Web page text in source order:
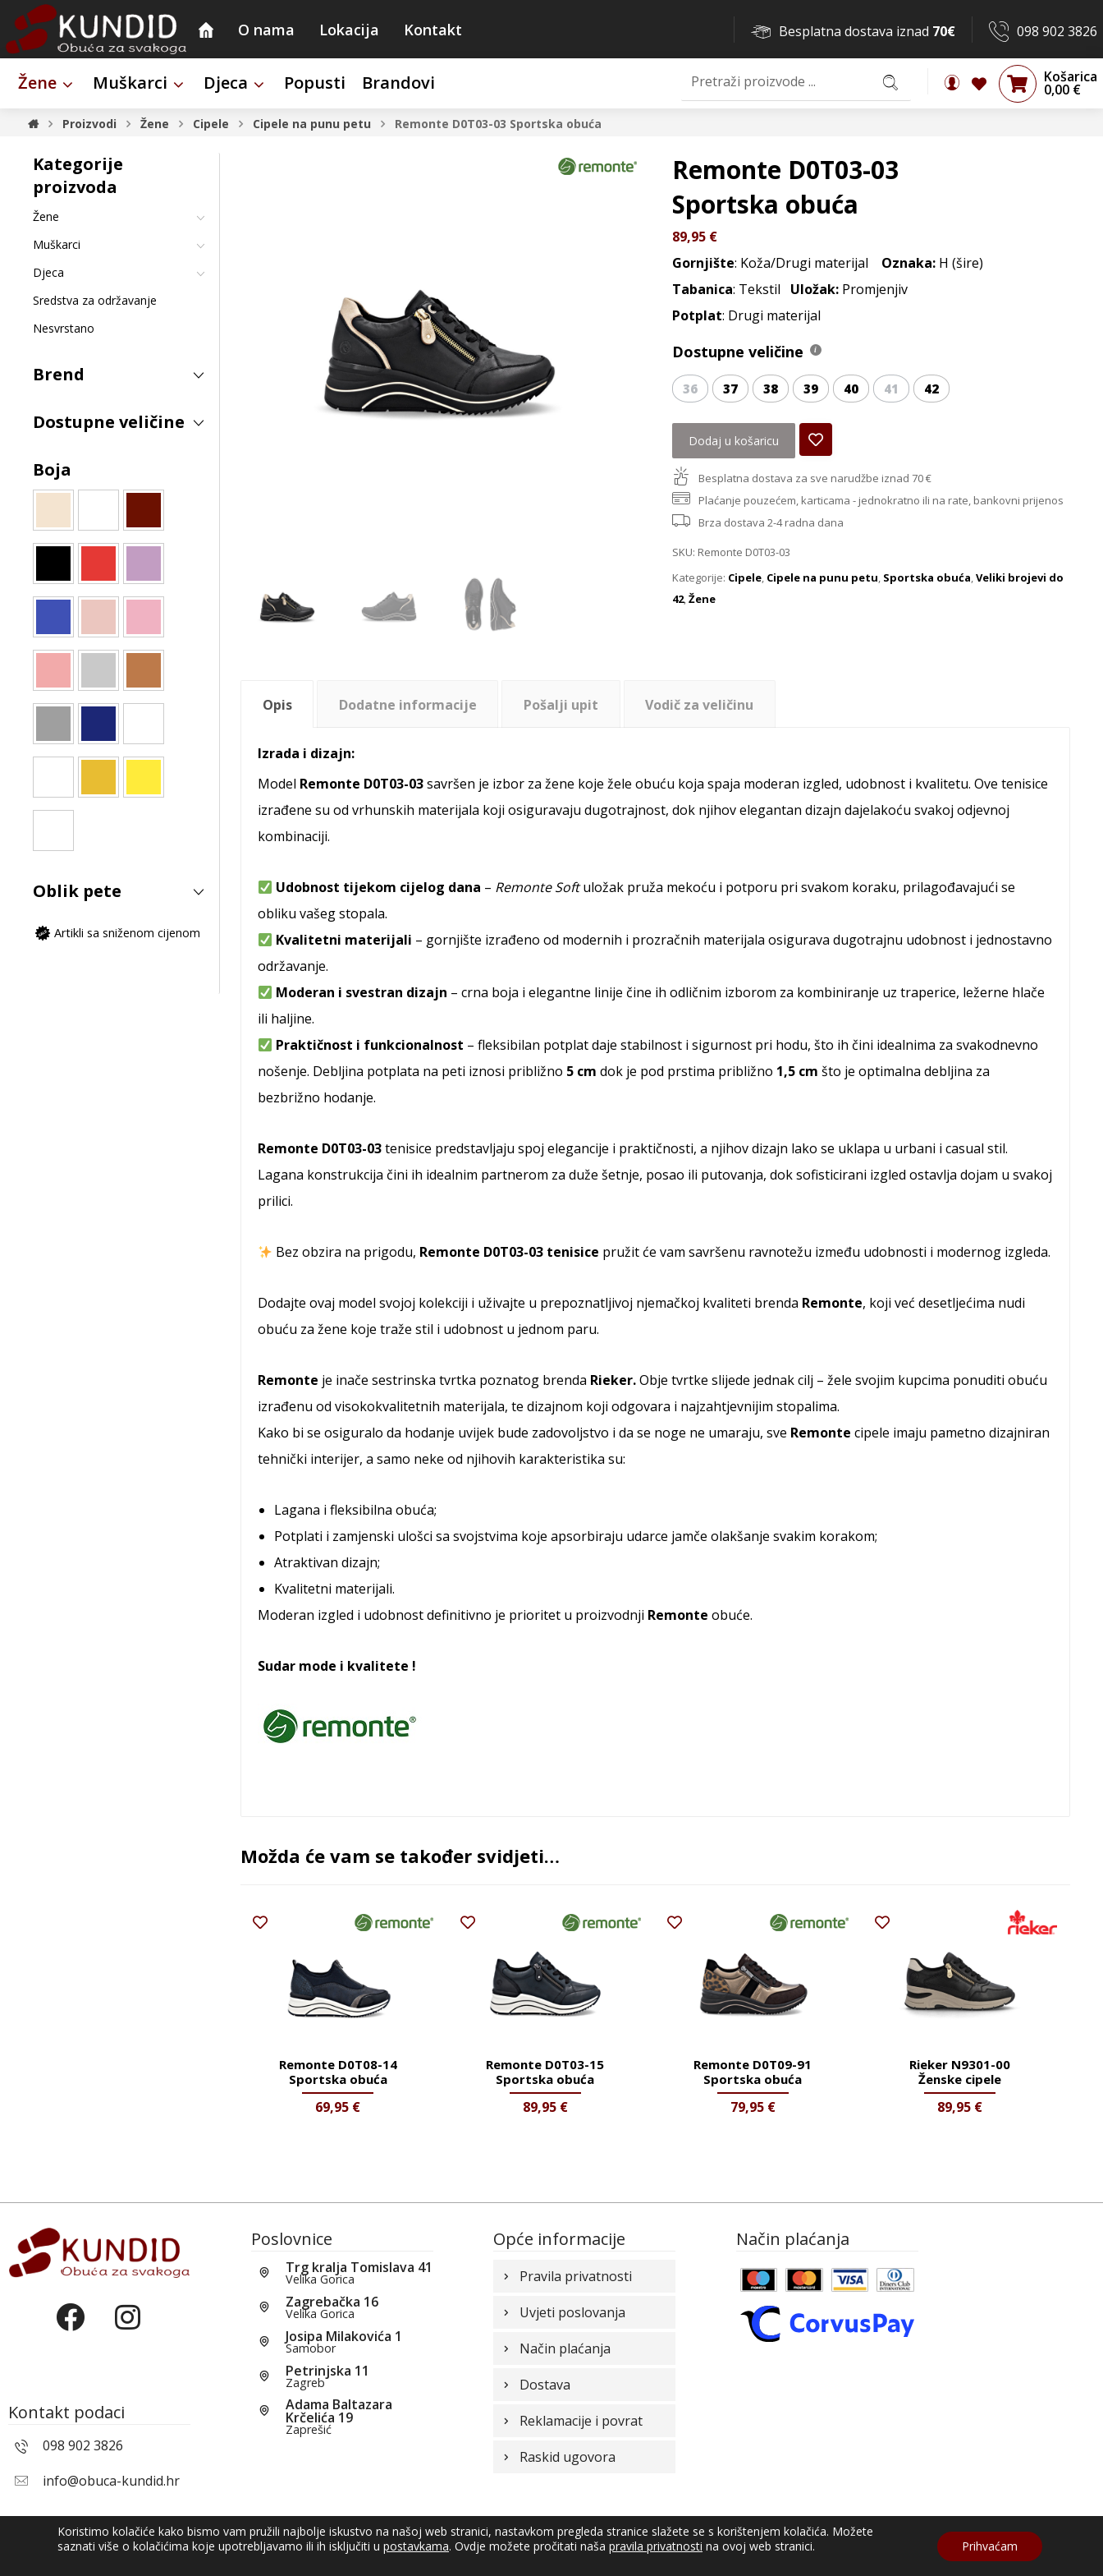
O nama Lokacija Kontakt 098 902 3826
Besplatna dostava iznad 70€
Žene Muškarci Djeca Popusti Brandovi Košarica
0,00 €
Proizvodi Žene Cipele Cipele na punu petu Remonte D0T03-03 Sportska obuća
Remonte D0T03-03
Sportska obuća
89,95 €
Gornjište: Koža/Drugi materijal Oznaka: H (šire)
Tabanica: Tekstil Uložak:Promjenjiv
Potplat: Drugi materijal
Dostupne veličine
36 37 38 39 40 41 42
Dodaj u košaricu
Besplatna dostava za sve narudžbe iznad 70 €
Plaćanje pouzećem, karticama - jednokratno ili na rate, bankovni prijenos
Brza dostava 2-4 radna dana
SKU: Remonte D0T03-03
Kategorije: Cipele, Cipele na punu petu, Sportska obuća,Veliki brojevi do
42,Žene
Opis Dodatne informacije Pošalji upit Vodič za veličinu
Izrada i dizajn:
Model Remonte D0T03-03savršen je izbor za žene koje žele obuću koja spaja moderan izgled, udobnost i kvalitetu. Ove tenisice
izrađene su od vrhunskih materijala koji osiguravaju dugotrajnost, dok njihov elegantan dizajn dajelakoću svakoj odjevnoj
kombinaciji.
Udobnost tijekom cijelog dana – Remonte Softuložak pruža mekoću i potporu pri svakom koraku, prilagođavajući se
obliku vašeg stopala.
Kvalitetni materijali – gornjište izrađeno od modernih i prozračnih materijala osigurava dugotrajnu udobnost i jednostavno
održavanje.
Moderan i svestran dizajn – crna boja i elegantne linije čine ih odličnim izborom za kombiniranje uz traperice, ležerne hlače
ili haljine.
Praktičnost i funkcionalnost – fleksibilan potplat daje stabilnost i sigurnost pri hodu, što ih čini idealnima za svakodnevno
nošenje. Debljina potplata na peti iznosi približno 5 cm dok je pod prstima približno 1,5 cm što je optimalna debljina za
bezbrižno hodanje.
Remonte D0T03-03tenisice predstavljaju spoj elegancije i praktičnosti, a njihov dizajn lako se uklapa u urbani i casual stil.
Lagana konstrukcija čini ih idealnim partnerom za duže šetnje, posao ili putovanja, dok sofisticirani izgled ostavlja dojam u svakoj
prilici.
Bez obzira na prigodu, Remonte D0T03-03 tenisice pružit će vam savršenu ravnotežu između udobnosti i modernog izgleda.
Dodajte ovaj model svojoj kolekciji i uživajte u prepoznatljivoj njemačkoj kvaliteti brenda Remonte, koji već desetljećima nudi
obuću za žene koje traže stil i udobnost u jednom paru.
Remonte je inače sestrinska tvrtka poznatog brenda Rieker.Obje tvrtke slijede jednak cilj – žele svojim kupcima ponuditi obuću
izrađenu od visokokvalitetnih materijala, te dizajnom koji odgovara i najzahtjevnijim stopalima.
Kako bi se osiguralo da hodanje uvijek bude zadovoljstvo i da se noge ne umaraju, sve Remonte cipele imaju pametno dizajniran
tehnički interijer, a samo neke od njihovih karakteristika su:
Lagana i fleksibilna obuća;
Potplati i zamjenski ulošci sa svojstvima koje apsorbiraju udarce jamče olakšanje svakim korakom;
Atraktivan dizajn;
Kvalitetni materijali.
Moderan izgled i udobnost definitivno je prioritet u proizvodnji Remonte obuće.
Sudar mode i kvalitete !
Možda će vam se također svidjeti…
Remonte D0T08-14
Sportska obuća
69,95 €
Remonte D0T03-15
Sportska obuća
89,95 €
Remonte D0T09-91
Sportska obuća
79,95 €
Rieker N9301-00
Ženske cipele
89,95 €
Kategorije
proizvoda
Žene
Muškarci
Djeca
Sredstva za održavanje
Nesvrstano
Brend
Dostupne veličine
Boja
Oblik pete
Artikli sa sniženom cijenom
Kontakt podaci
098 902 3826
info@obuca-kundid.hr
Poslovnice
Trg kralja Tomislava 41
Velika Gorica
Zagrebačka 16
Velika Gorica
Josipa Milakovića 1
Samobor
Petrinjska 11
Zagreb
Adama Baltazara
Krčelića 19
Zaprešić
Opće informacije
Pravila privatnosti
Uvjeti poslovanja
Način plaćanja
Dostava
Reklamacije i povrat
Raskid ugovora
Način plaćanja
Izrada web shopa:
Koristimo kolačiće kako bismo vam pružili najbolje iskustvo na našoj web stranici, nastavkom pregleda stranice slažete se s korištenjem kolačića. Možete
saznati više o kolačićima koje upotrebljavamo ili ih isključiti u postavkama. Ovdje možete pročitati naša pravila privatnosti na ovoj web stranici. Prihvaćam